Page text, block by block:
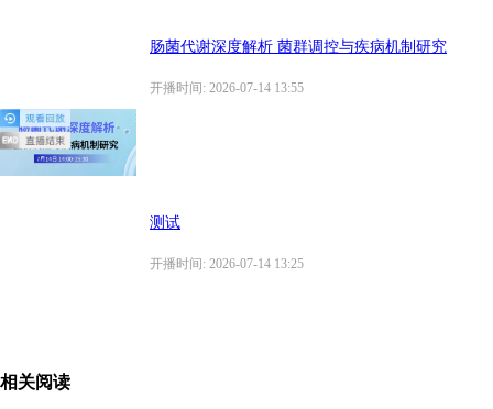
肠菌代谢深度解析 菌群调控与疾病机制研究
开播时间: 2026-07-14 13:55
测试
开播时间: 2026-07-14 13:25
相关阅读